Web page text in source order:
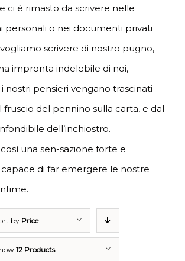
ci è rimasto da scrivere nelle
personali o nei documenti privati
scrivere di nostro pugno,
impronta indelebile di noi,
nostri pensieri vengano trascinati
fruscio del pennino sulla carta, e dal
dell’inchiostro.
una sen-sazione forte e
di far emergere le nostre
by Price
12 Products